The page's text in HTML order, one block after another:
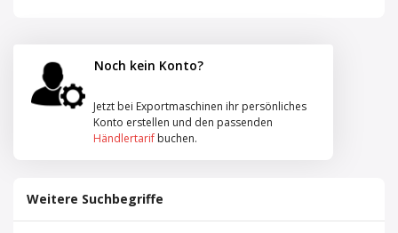
Noch kein Konto?
Jetzt bei Exportmaschinen ihr persönliches
Konto erstellen und den passenden
Händlertarif buchen.
Weitere Suchbegriffe